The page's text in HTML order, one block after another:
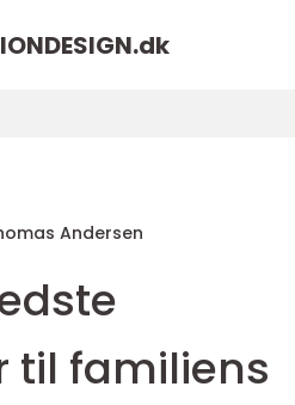
dk
Andersen
til familiens